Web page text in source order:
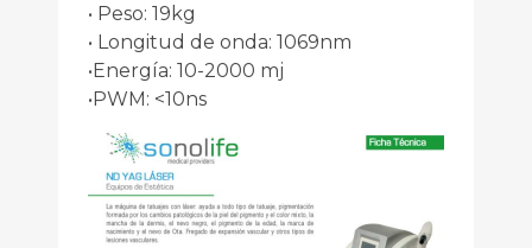
• Peso: 19kg
• Longitud de onda: 1069nm
•Energía: 10-2000 mj
•PWM: <10ns